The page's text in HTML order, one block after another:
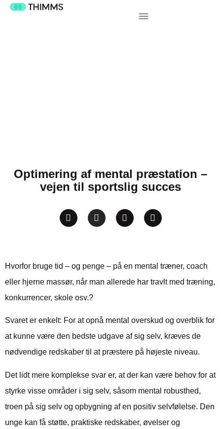
Optimering af mental præstation –
vejen til sportslig succes
Hvorfor bruge tid – og penge – på en mental træner, coach
eller hjerne massør, når man allerede har travlt med træning,
konkurrencer, skole osv.?
Svaret er enkelt: For at opnå mental overskud og overblik for
at kunne være den bedste udgave af sig selv, kræves de
nødvendige redskaber til at præstere på højeste niveau.
Det lidt mere komplekse svar er, at der kan være behov for at
styrke visse områder i sig selv, såsom mental robusthed,
troen på sig selv og opbygning af en positiv selvfølelse. Den
unge kan få støtte, praktiske redskaber, øvelser og